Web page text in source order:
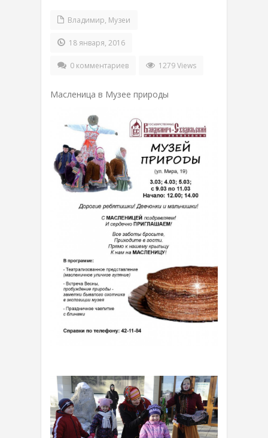
Владимир, Музеи
18 января, 2016
0 комментариев 1279 Views
Масленица в Музее природы